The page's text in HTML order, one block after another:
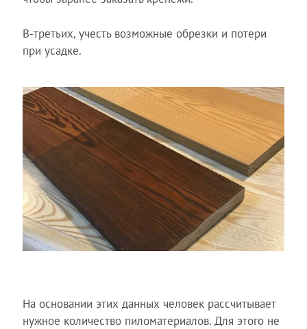
В-третьих, учесть возможные обрезки и потери
при усадке.
На основании этих данных человек рассчитывает
нужное количество пиломатериалов. Для этого не